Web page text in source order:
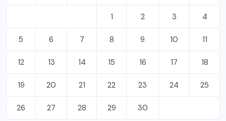
1 2 3 4
5 6 7 8 9 10 11
12 13 14 15 16 17 18
19 20 21 22 23 24 25
26 27 28 29 30